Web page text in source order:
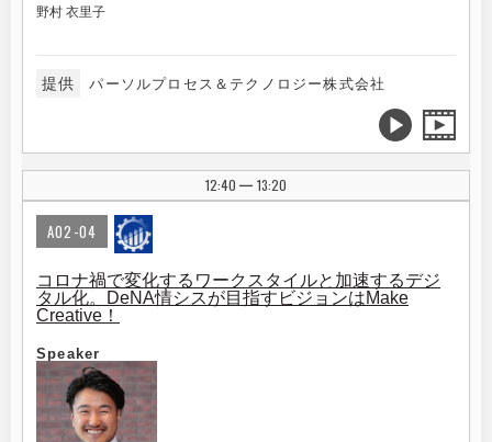
野村 衣里子
提供 パーソルプロセス＆テクノロジー株式会社
12:40 | 13:20
A02-04
コロナ禍で変化するワークスタイルと加速するデジ
タル化。DeNA情シスが目指すビジョンはMake
Creative！
Speaker